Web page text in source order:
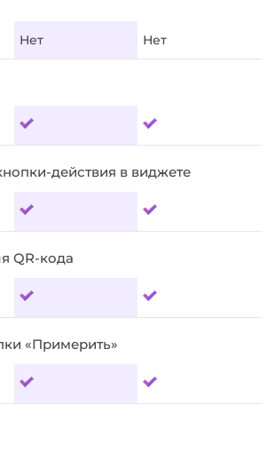
Нет Нет
действия в виджете
QR-кода
«Примерить»